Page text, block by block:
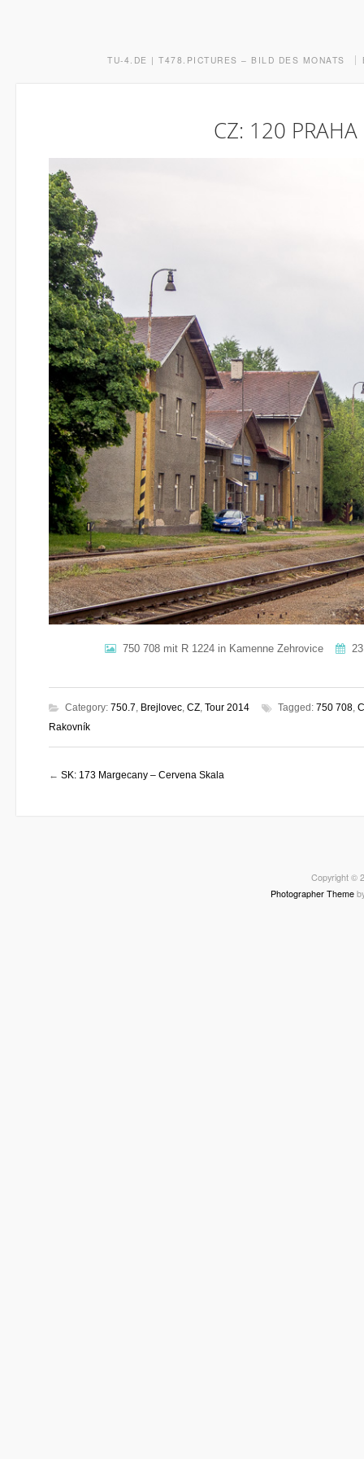
TU-4.DE | T478.PICTURES – BILD DES MONATS
CZ: 120
750 708 mit R 1224 in Kamenne Zehrovice
Category: 750.7 Brejlovec CZ Tour 2014 Tagged: 750 708
Rakovník
← SK: 173 Margecany – Cervena Skala
Copyright ©
Photographer Theme